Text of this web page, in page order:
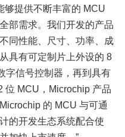
够提供不断丰富的 MCU
部需求。我们开发的产品
同性能、尺寸、功率、成
具有可定制片上外设的 8
字信号控制器，再到具有
位 MCU，Microchip 产品
的 MCU 与可通
的开发生态系统配合使